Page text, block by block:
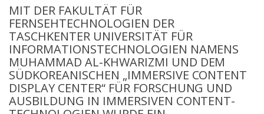
MIT DER FAKULTÄT FÜR
FERNSEHTECHNOLOGIEN DER
TASCHKENTER UNIVERSITÄT FÜR
INFORMATIONSTECHNOLOGIEN NAMENS
MUHAMMAD AL-KHWARIZMI UND DEM
SÜDKOREANISCHEN „IMMERSIVE CONTENT
DISPLAY CENTER“ FÜR FORSCHUNG UND
AUSBILDUNG IN IMMERSIVEN CONTENT-